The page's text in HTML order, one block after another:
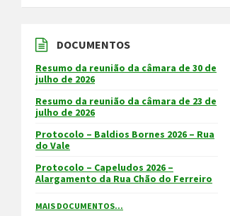
DOCUMENTOS
Resumo da reunião da câmara de 30 de
julho de 2026
Resumo da reunião da câmara de 23 de
julho de 2026
Protocolo – Baldios Bornes 2026 – Rua
do Vale
Protocolo – Capeludos 2026 –
Alargamento da Rua Chão do Ferreiro
MAIS DOCUMENTOS...